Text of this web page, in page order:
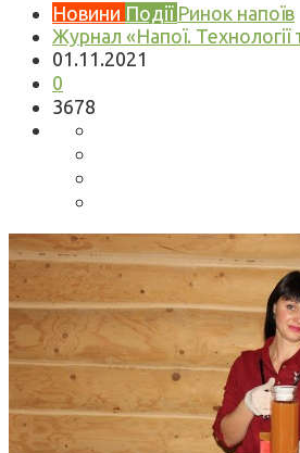
Новини Події Ринок напоїв
Журнал «Напої. Технології
01.11.2021
0
3678